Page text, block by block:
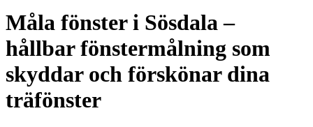
Måla fönster i Sösdala –
hållbar fönstermålning som
skyddar och förskönar dina
träfönster